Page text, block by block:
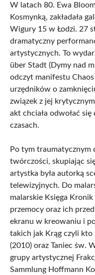
W latach 80. Ewa
Kosmynką, zakładała
Wigury 15 w Łodzi. 27
dramatyczny
artystycznych. To
über Stadt (Dymy nad
odczyt manifestu
urzędników o
związek z jej
akt chciała odwołać
czasach.
Po tym traumatycznym
twórczości, skupiając
artystka była autorką
telewizyjnych. Do
malarskie Księga
przemocy oraz ich
ekranu w kreowaniu i
takich jak Krąg czyli kto
(2010) oraz Taniec św.
grupy artystycznej
Sammlung Hoffmann